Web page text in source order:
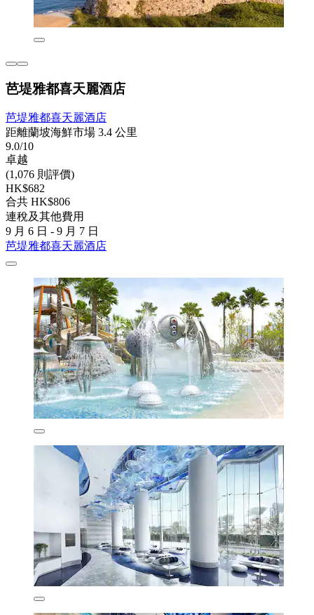
芭堤雅都喜天麗酒店
芭堤雅都喜天麗酒店
距離蘭坡海鮮市場 3.4 公里
9.0/10
卓越
(1,076 則評價)
HK$682
合共 HK$806
連稅及其他費用
9 月 6 日 - 9 月 7 日
芭堤雅都喜天麗酒店